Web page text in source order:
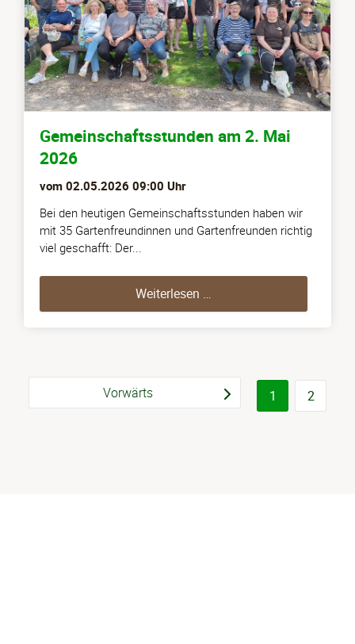
Gemeinschaftsstunden am 2. Mai
2026
vom 02.05.2026 09:00 Uhr
Bei den heutigen Gemeinschaftsstunden haben wir
mit 35 Gartenfreundinnen und Gartenfreunden richtig
viel geschafft: Der...
Weiterlesen …
Vorwärts 1 2